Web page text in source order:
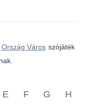
Ország Város szójáték
E F G
H